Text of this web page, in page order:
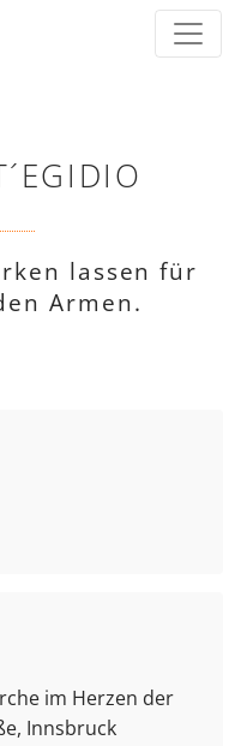
lassen für
Armen.
im Herzen der
Innsbruck